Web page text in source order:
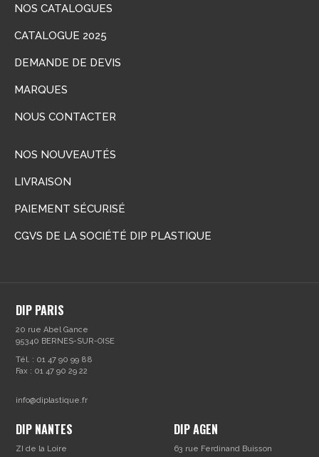
NOS CATALOGUES
CATALOGUE 2025
DEMANDE DE DEVIS
MARQUES
NOUS CONTACTER
NOS NOUVEAUTÉS
LIVRAISON
PAIEMENT SÉCURISÉ
CGVS DE LA SOCIÉTÉ DIP PLASTIQUE
DIP PARIS
20 rue Abel Gance
95340 BERNES-SUR-OISE
Tél. : 01 47 90 99 88
Fax : 01 47 90 29 22
info@diplastique.fr
DIP NANTES
ZI de la Loire
DIP AGEN
63 rue Ferdinand Buisson